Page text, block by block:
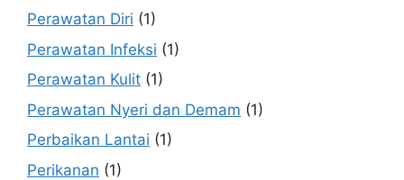
Perawatan Diri (1)
Perawatan Infeksi (1)
Perawatan Kulit (1)
Perawatan Nyeri dan Demam (1)
Perbaikan Lantai (1)
Perikanan (1)